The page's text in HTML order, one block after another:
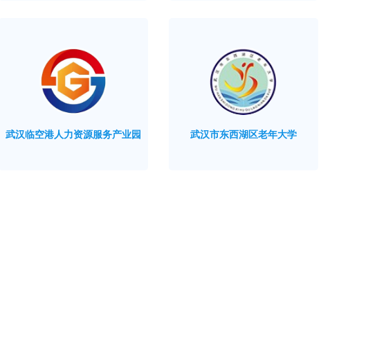
武汉临空港人力资源服务产业园 武汉市东西湖区老年大学